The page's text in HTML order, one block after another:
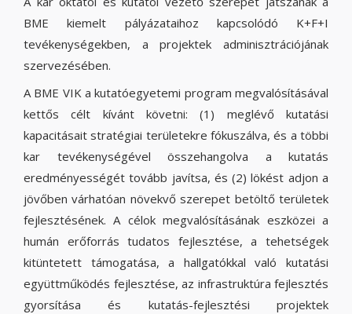
BME kiemelt pályázataihoz kapcsolódó K+F+I
tevékenységekben, a projektek adminisztrációjának
szervezésében.
A BME VIK a kutatóegyetemi program megvalósításával
kettős célt kívánt követni: (1) meglévő kutatási
kapacitásait stratégiai területekre fókuszálva, és a többi
kar tevékenységével összehangolva a kutatás
eredményességét tovább javítsa, és (2) lökést adjon a
jövőben várhatóan növekvő szerepet betöltő területek
fejlesztésének. A célok megvalósításának eszközei a
humán erőforrás tudatos fejlesztése, a tehetségek
kitüntetett támogatása, a hallgatókkal való kutatási
együttműködés fejlesztése, az infrastruktúra fejlesztés
gyorsítása és kutatás-fejlesztési projektek